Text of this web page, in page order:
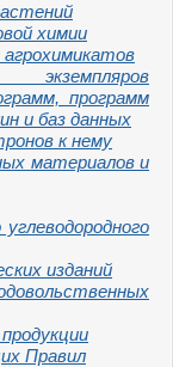
химии
программ
и баз данных
к нему
материалов и
изданий
Правил